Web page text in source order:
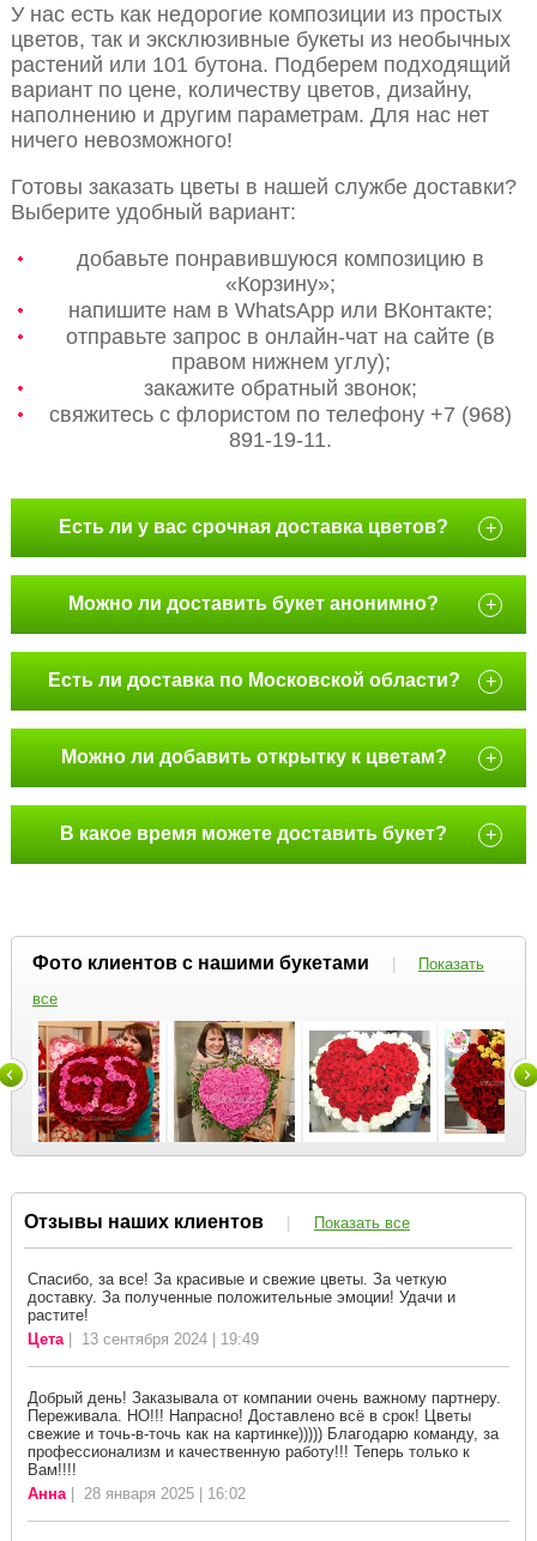
У нас есть как недорогие композиции из простых
цветов, так и эксклюзивные букеты из необычных
растений или 101 бутона. Подберем подходящий
вариант по цене, количеству цветов, дизайну,
наполнению и другим параметрам. Для нас нет
ничего невозможного!
Готовы заказать цветы в нашей службе доставки?
Выберите удобный вариант:
добавьте понравившуюся композицию в
«Корзину»;
напишите нам в WhatsApp или ВКонтакте;
отправьте запрос в онлайн-чат на сайте (в
правом нижнем углу);
закажите обратный звонок;
свяжитесь с флористом по телефону +7 (968)
891-19-11.
Есть ли у вас срочная доставка цветов? +
Можно ли доставить букет анонимно? +
Есть ли доставка по Московской области? +
Можно ли добавить открытку к цветам? +
В какое время можете доставить букет? +
Фото клиентов с нашими букетами |
Показать
все
Отзывы наших клиентов | Показать все
Спасибо, за все! За красивые и свежие цветы. За четкую
доставку. За полученные положительные эмоции! Удачи и
растите!
Цета| 13 сентября 2024 | 19:49
Добрый день! Заказывала от компании очень важному партнеру.
Переживала. НО!!! Напрасно! Доставлено всё в срок! Цветы
свежие и точь-в-точь как на картинке))))) Благодарю команду, за
профессионализм и качественную работу!!! Теперь только к
Вам!!!!
Анна| 28 января 2025 | 16:02